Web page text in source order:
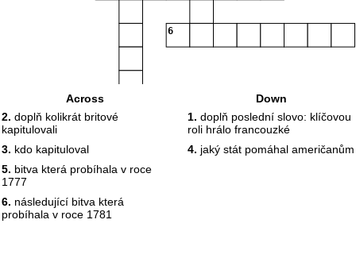
6
Across
2. doplň kolikrát britové
kapitulovali
3. kdo kapituloval
5. bitva která probíhala v roce
1777
6. následující bitva která
probíhala v roce 1781
Down
1. doplň poslední slovo: klíčovou
roli hrálo francouzké
4. jaký stát pomáhal američanům